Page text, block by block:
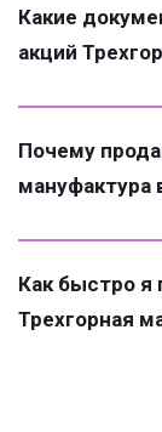
Какие
акций
Почему
мануфактура
Как быстро я
Трехгорная